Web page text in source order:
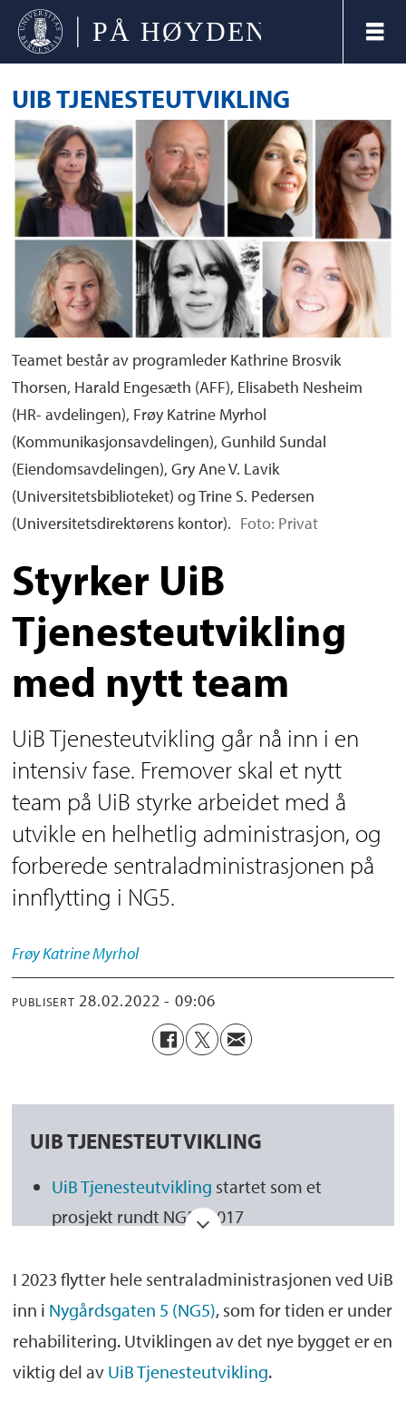
UIB TJENESTEUTVIKLING
Teamet består av programleder Kathrine Brosvik
Thorsen, Harald Engesæth (AFF), Elisabeth Nesheim
(HR- avdelingen), Frøy Katrine Myrhol
(Kommunikasjonsavdelingen), Gunhild Sundal
(Eiendomsavdelingen), Gry Ane V. Lavik
(Universitetsbiblioteket) og Trine S. Pedersen
(Universitetsdirektørens kontor). Foto: Privat
Styrker UiB
Tjenesteutvikling
med nytt team
UiB Tjenesteutvikling går nå inn i en
intensiv fase. Fremover skal et nytt
team på UiB styrke arbeidet med å
utvikle en helhetlig administrasjon, og
forberede sentraladministrasjonen på
innflytting i NG5.
Frøy KatrineMyrhol
PUBLISERT 28.02.2022 - 09:06
UIB TJENESTEUTVIKLING
UiB Tjenesteutvikling startet som et
prosjekt rundt NG5 i 2017
Universitetets strategi 2016 – 2022 bidra
til fornyelse av de administrative
tjenestene for å sikre god støtte til
universitetets primæroppgaver.
I 2023 flytter hele sentraladministrasjonen ved UiB
inn i Nygårdsgaten 5 (NG5), som for tiden er under
rehabilitering. Utviklingen av det nye bygget er en
viktig del av UiB Tjenesteutvikling.